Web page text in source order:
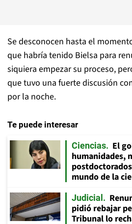
Se desconocen hasta el
que habría tenido Bielsa para
siquiera empezar su proceso,
que tuvo una fuerte discusión
por la noche.
Te puede interesar
Ciencias
El
humanidades,
mundo de la
Judicial
pidió rebajar
Tribunal lo